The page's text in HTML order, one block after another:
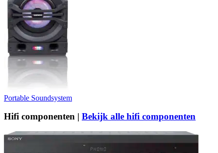
Portable Soundsystem
Hifi componenten | Bekijk alle hifi componenten